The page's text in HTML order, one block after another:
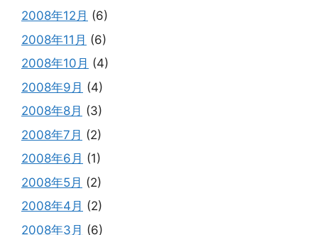
2008年12月 (6)
2008年11月 (6)
2008年10月 (4)
2008年9月 (4)
2008年8月 (3)
2008年7月 (2)
2008年6月 (1)
2008年5月 (2)
2008年4月 (2)
2008年3月 (6)